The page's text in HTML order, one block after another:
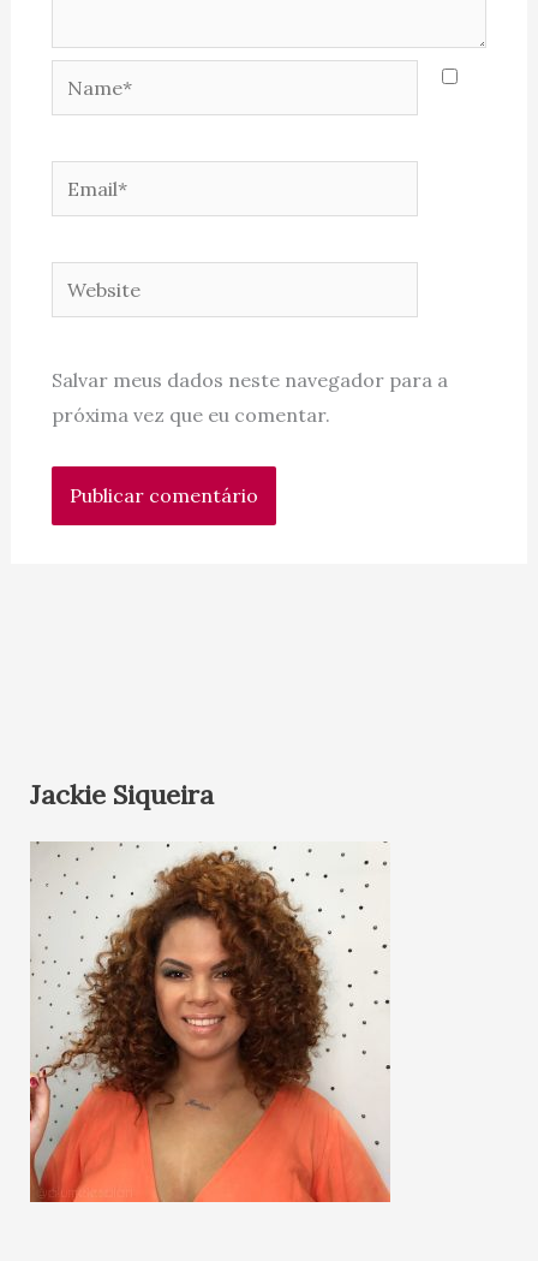
Name*
Email*
Website
Salvar meus dados neste navegador para a
próxima vez que eu comentar.
Jackie Siqueira